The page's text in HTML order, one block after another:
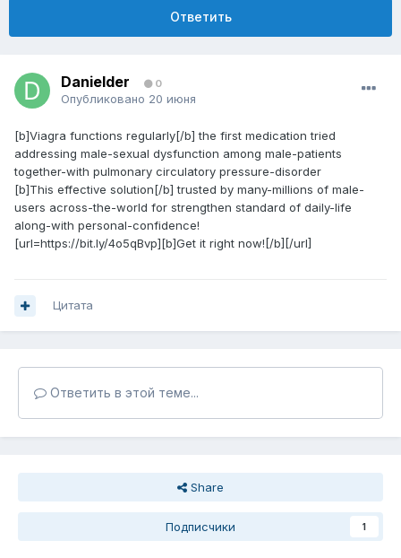
Ответить
Danielder 0
Опубликовано 20 июня
[b]Viagra functions regularly[/b] the first medication tried
addressing male-sexual dysfunction among male-patients
together-with pulmonary circulatory pressure-disorder
[b]This effective solution[/b] trusted by many-millions of male-
users across-the-world for strengthen standard of daily-life
along-with personal-confidence!
[url=https://bit.ly/4o5qBvp][b]Get it right now![/b][/url]
Цитата
Ответить в этой теме...
Share
Подписчики 1